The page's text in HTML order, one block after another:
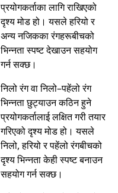
प्रयोगकर्ताका लागि राखिएको
दृश्य मोड हो। यसले हरियो र
अन्य नजिकका रंगहरूबीचको
भिन्नता स्पष्ट देखाउन सहयोग
गर्न सक्छ।
निलो रंग वा निलो–पहेंलो रंग
भिन्नता छुट्याउन कठिन हुने
प्रयोगकर्तालाई लक्षित गरी तयार
गरिएको दृश्य मोड हो। यसले
निलो, हरियो र पहेंलो रंगबीचको
दृश्य भिन्नता केही स्पष्ट बनाउन
सहयोग गर्न सक्छ।